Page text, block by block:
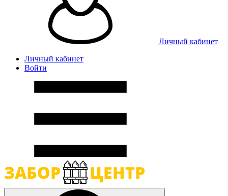
Личный кабинет
Личный кабинет
Войти